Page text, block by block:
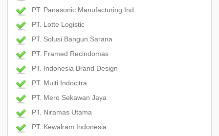
PT. Panasonic Manufacturing Ind.
PT. Lotte Logistic
PT. Solusi Bangun Sarana
PT. Framed Recindomas
PT. Indonesia Brand Design
PT. Multi Indocitra
PT. Mero Sekawan Jaya
PT. Niramas Utama
PT. Kewalram Indonesia